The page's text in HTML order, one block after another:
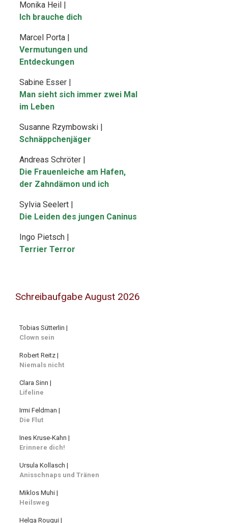
Monika Heil |
Ich brauche dich
Marcel Porta |
Vermutungen und
Entdeckungen
Sabine Esser |
Man sieht sich immer zwei Mal
im Leben
Susanne Rzymbowski |
Schnäppchenjäger
Andreas Schröter |
Die Frauenleiche am Hafen,
der Zahndämon und ich
Sylvia Seelert |
Die Leiden des jungen Caninus
Ingo Pietsch |
Terrier Terror
Schreibaufgabe August 2026
Tobias Sütterlin |
Clown sein
Robert Reitz |
Niemals nicht
Clara Sinn |
Lifeline
Irmi Feldman |
Die Flut
Ines Kruse-Kahn |
Erinnere dich!
Ursula Kollasch |
Anisschnaps und Tränen
Miklos Muhi |
Heilsweg
Helga Rougui |